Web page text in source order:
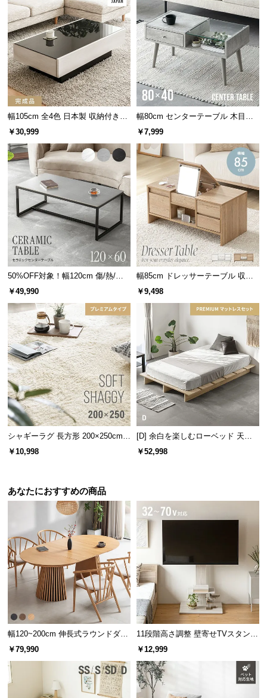
知
ら
せ
ブ
ロ
企
業
情
o.,
四辺がすっきりと広がる天板は雑誌やコップを置い
ても十分にゆとりがあり、窮屈感がありません。
横幅 奥行
天板サイズ 約110㎝ 約55㎝
キズの付きにくい化粧板
天板には表面硬度が高く摩擦に強い化粧板を使用。
擦ってもキズが付きにくい素材です。
ガタつきを抑える調整脚
本体の脚4つが調整脚になっており、本体が水平にな
るよう高さを微調整できます。
幅105cm 全4色 日本製 収納付きセ
ンターテーブル
￥30,999
幅80cm センターテーブル 木目調/
モルタル調
￥7,999
50%OFF対象！幅120cm 傷/熱/汚
れに強い セラミック製センターテ
熱
￥49,990
幅85cm ドレッサーテーブル 収納
付
￥9,498
シャギーラグ 長方形 200×250cm
洗える 防音 防ダニ 抗菌防臭 滑り
￥10,998
[D] 余白を楽しむローベッド 天然
木調 ステージベッド プレミアムマ
￥52,998
あなたにおすすめの商品
幅120~200cm 伸長式ラウンドダイ
ニングテーブル 6人掛け 天然木突
板 美しい格子デザイン
￥79,990
11段階高さ調整 壁寄せTVスタンド
キャスター付き 上下左右角度調節
￥12,999